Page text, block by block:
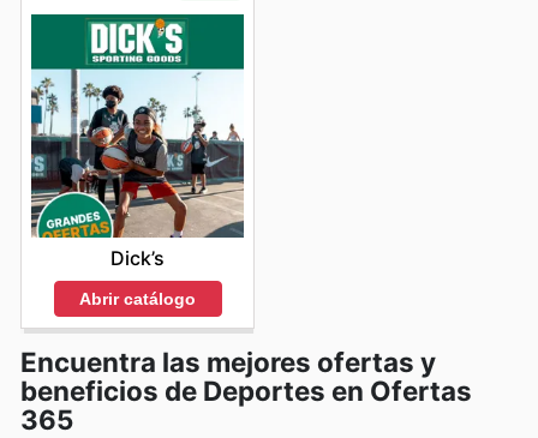
Dick’s
Abrir catálogo
Encuentra las mejores ofertas y
beneficios de Deportes en Ofertas
365